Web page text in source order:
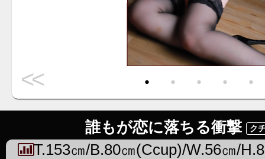
<< ・ ・ ・ ・ ・
誰もが恋に落ちる衝撃 ク
T.153㎝/B.80㎝(Ccup)/W.56㎝/